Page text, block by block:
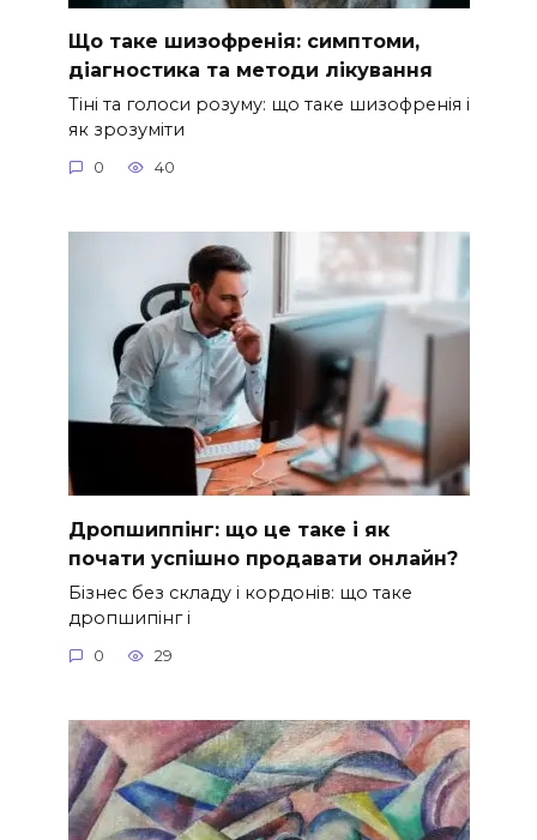
Що таке шизофренія: симптоми,
діагностика та методи лікування
Тіні та голоси розуму: що таке шизофренія і
як зрозуміти
0 40
Дропшиппінг: що це таке і як
почати успішно продавати онлайн?
Бізнес без складу і кордонів: що таке
дропшипінг і
0 29